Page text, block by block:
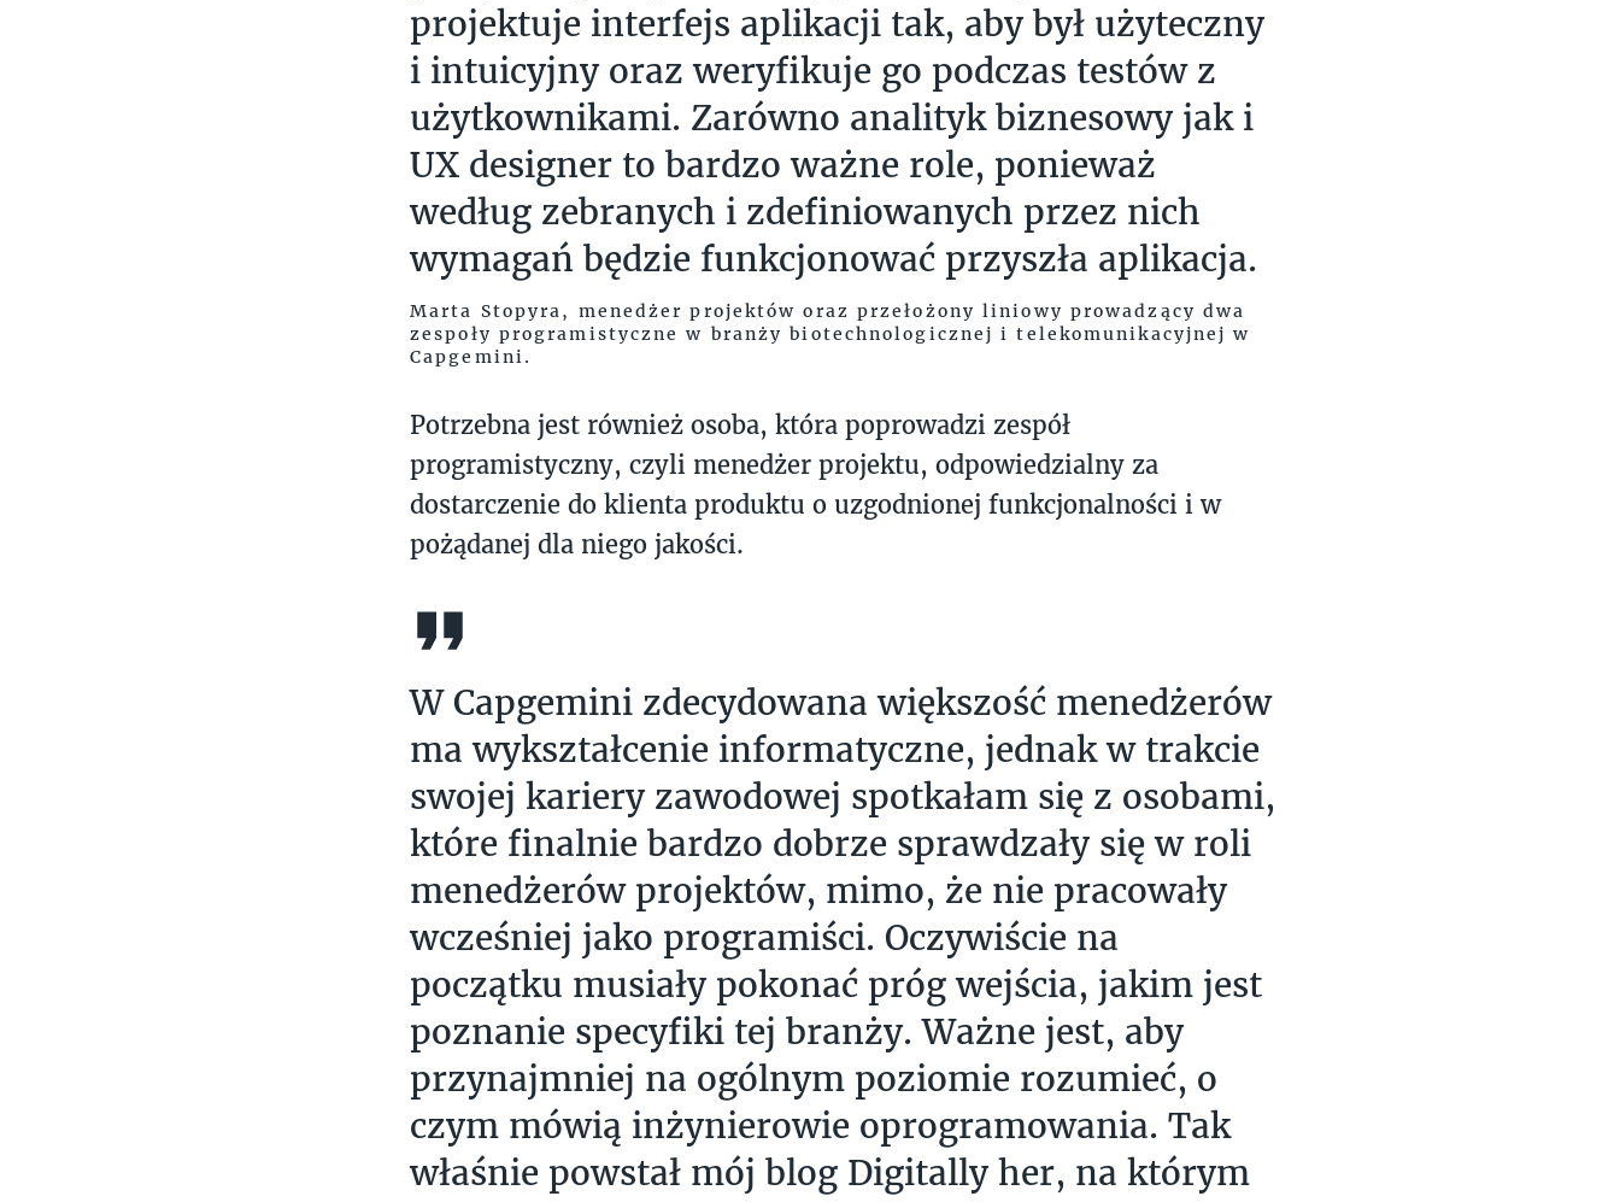
projektuje interfejs aplikacji tak, aby był użyteczny
i intuicyjny oraz weryfikuje go podczas testów z
użytkownikami. Zarówno analityk biznesowy jak i
UX designer to bardzo ważne role, ponieważ
według zebranych i zdefiniowanych przez nich
wymagań będzie funkcjonować przyszła aplikacja.
Marta Stopyra, menedżer projektów oraz przełożony liniowy prowadzący dwa
zespoły programistyczne w branży biotechnologicznej i telekomunikacyjnej w
Capgemini.
Potrzebna jest również osoba, która poprowadzi zespół
programistyczny, czyli menedżer projektu, odpowiedzialny za
dostarczenie do klienta produktu o uzgodnionej funkcjonalności i w
pożądanej dla niego jakości.
W Capgemini zdecydowana większość menedżerów
ma wykształcenie informatyczne, jednak w trakcie
swojej kariery zawodowej spotkałam się z osobami,
które finalnie bardzo dobrze sprawdzały się w roli
menedżerów projektów, mimo, że nie pracowały
wcześniej jako programiści. Oczywiście na
początku musiały pokonać próg wejścia, jakim jest
poznanie specyfiki tej branży. Ważne jest, aby
przynajmniej na ogólnym poziomie rozumieć, o
czym mówią inżynierowie oprogramowania. Tak
właśnie powstał mój blog Digitally her, na którym